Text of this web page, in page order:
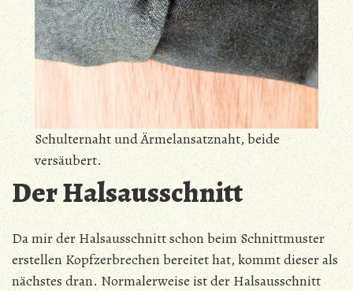
Schulternaht und Ärmelansatznaht, beide
versäubert.
Der Halsausschnitt
Da mir der Halsausschnitt schon beim Schnittmuster
erstellen Kopfzerbrechen bereitet hat, kommt dieser als
nächstes dran. Normalerweise ist der Halsausschnitt